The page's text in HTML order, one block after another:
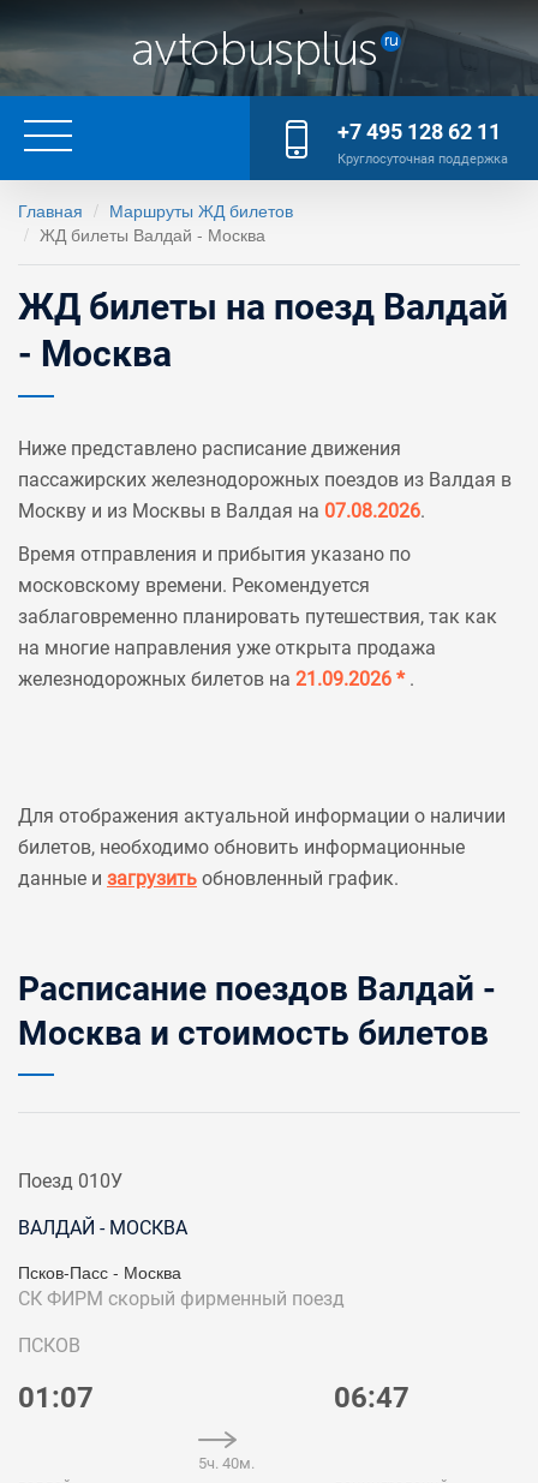
+7 495 128 62 11
Круглосуточная поддержка
Главная
Маршруты ЖД билетов
ЖД билеты Валдай - Москва
ЖД билеты на поезд Валдай
- Москва
Ниже представлено расписание движения
пассажирских железнодорожных поездов из Валдая в
Москву и из Москвы в Валдая на 07.08.2026.
Время отправления и прибытия указано по
московскому времени. Рекомендуется
заблаговременно планировать путешествия, так как
на многие направления уже открыта продажа
железнодорожных билетов на 21.09.2026 * .
Для отображения актуальной информации о наличии
билетов, необходимо обновить информационные
данные и загрузить обновленный график.
Расписание поездов Валдай -
Москва и стоимость билетов
Поезд 010У
ВАЛДАЙ - МОСКВА
Псков-Пасс - Москва
СК ФИРМ скорый фирменный поезд
ПСКОВ
01:07
5ч. 40м.
06:47